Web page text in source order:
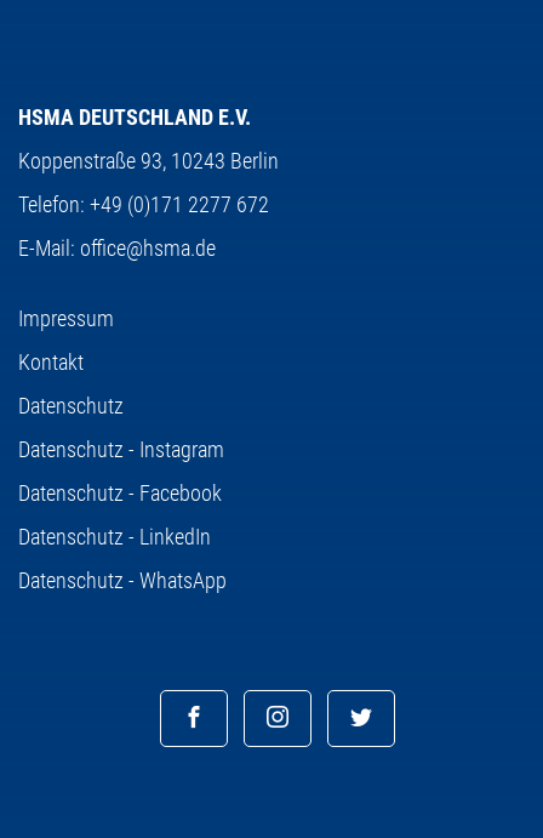
HSMA DEUTSCHLAND E.V.
Koppenstraße 93, 10243 Berlin
Telefon: +49 (0)171 2277 672
E-Mail: office@hsma.de
Impressum
Kontakt
Datenschutz
Datenschutz - Instagram
Datenschutz - Facebook
Datenschutz - LinkedIn
Datenschutz - WhatsApp